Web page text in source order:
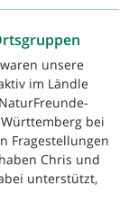
unsere
im Ländle
bei
Fragestellungen
Chris und
unterstützt,